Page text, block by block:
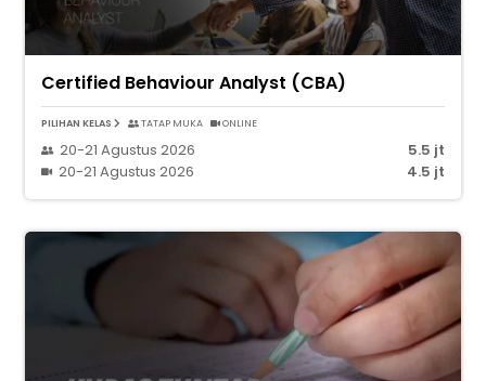
Certified Behaviour Analyst (CBA)
PILIHAN KELAS TATAP MUKA ONLINE
20-21 Agustus 2026
5.5 jt
20-21 Agustus 2026
4.5 jt